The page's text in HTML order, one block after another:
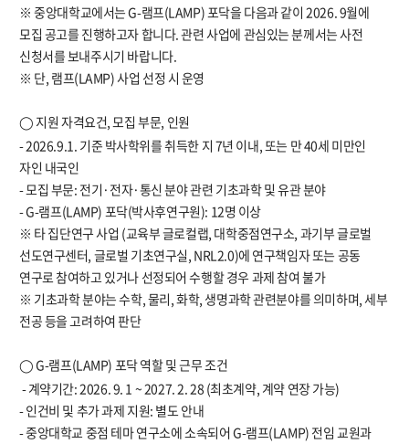
※ 중앙대학교에서는G-램프(LAMP)포닥을 다음과 같이 2026. 9월에
모집 공고를 진행하고자 합니다.관련 사업에 관심있는 분께서는 사전
신청서를 보내주시기 바랍니다.
※ 단, 램프(LAMP)사업 선정 시 운영
◯ 지원 자격요건,모집 부문, 인원
- 2026.9.1. 기준 박사학위를 취득한 지 7년 이내,또는 만40세 미만인
자인 내국인
-모집 부문: 전기·전자·통신 분야 관련 기초과학 및 유관 분야
- G-램프(LAMP) 포닥(박사후연구원): 12명 이상
※ 타 집단연구 사업 (교육부 글로컬랩, 대학중점연구소, 과기부 글로벌
선도연구센터, 글로벌 기초연구실, NRL2.0)에 연구책임자 또는 공동
연구로 참여하고 있거나 선정되어 수행할 경우 과제 참여 불가
※ 기초과학 분야는 수학,물리,화학, 생명과학 관련분야를 의미하며,세부
전공 등을 고려하여 판단
◯ G-램프(LAMP) 포닥 역할 및 근무 조건
-계약기간: 2026. 9. 1 ~ 2027. 2. 28 (최초계약, 계약 연장 가능)
-인건비 및 추가 과제 지원: 별도 안내
-중앙대학교 중점 테마 연구소에 소속되어 G-램프(LAMP) 전임 교원과